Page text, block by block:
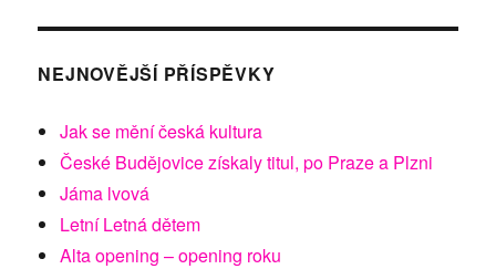
NEJNOVĚJŠÍ PŘÍSPĚVKY
Jak se mění česká kultura
České Budějovice získaly titul, po Praze a Plzni
Jáma lvová
Letní Letná dětem
Alta opening – opening roku